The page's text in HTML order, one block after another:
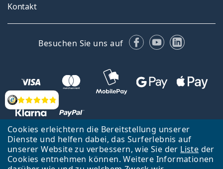
Cookies erleichtern die Bereitstellung unserer
Dienste und helfen dabei, das Surferlebnis auf
unserer Website zu verbessern, wie Sie der Liste der
Cookies entnehmen können. Weitere Informationen
Bewertung
Kontakt
Besuchen Sie uns auf Facebook
YouTubeLinkedIn
Zurück zur Hauptseite
Nach oben
Lentiamo s.r.o., Tschechien ist Eigentümer und Betreiber des Online-